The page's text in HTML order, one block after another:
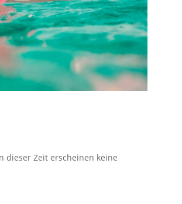
dieser Zeit erscheinen keine